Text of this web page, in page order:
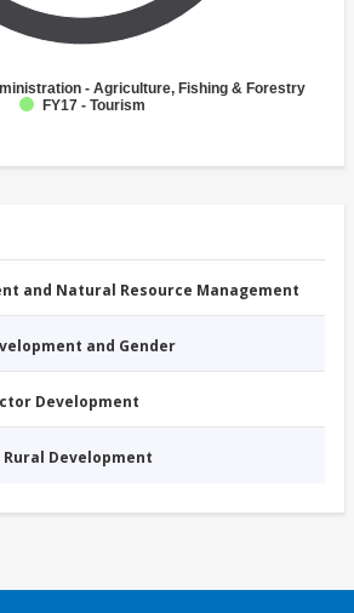
- Agriculture, Fishing & Forestry
FY17 - Tourism
and Natural Resource Management
and Gender
Development
Rural Development